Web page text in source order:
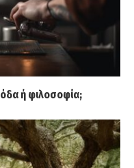
ή φιλοσοφία;